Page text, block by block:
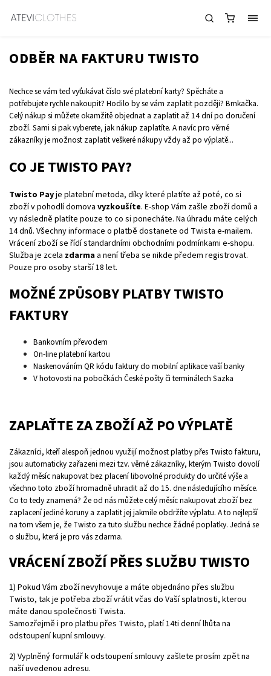
Twisto
ODBĚR NA FAKTURU TWISTO
Nechce se vám teď vyťukávat číslo své platební karty? Spěcháte a
potřebujete rychle nakoupit? Hodilo by se vám zaplatit později? Brnkačka.
Celý nákup si můžete okamžitě objednat a zaplatit až 14 dní po doručení
zboží. Sami si pak vyberete, jak nákup zaplatíte. A navíc pro věrné
zákazníky je možnost zaplatit veškeré nákupy vždy až po výplatě...
CO JE TWISTO PAY?
Twisto Payje platební metoda, díky které platíte až poté, co si
zboží v pohodlí domova vyzkoušíte. E-shop Vám zašle zboží domů a
vy následně platíte pouze to co si ponecháte. Na úhradu máte celých
14 dnů. Všechny informace o platbě dostanete od Twista e-mailem.
Vrácení zboží se řídí standardními obchodními podmínkami e-shopu.
Služba je zcela zdarma a není třeba se nikde předem registrovat.
Pouze pro osoby starší 18 let.
MOŽNÉ ZPŮSOBY PLATBY TWISTO
FAKTURY
Bankovním převodem
On-line platební kartou
Naskenováním QR kódu faktury do mobilní aplikace vaší banky
V hotovosti na pobočkách České pošty či terminálech Sazka
ZAPLAŤTE ZA ZBOŽÍ AŽ PO VÝPLATĚ
Zákazníci, kteří alespoň jednou využijí možnost platby přes Twisto fakturu,
jsou automaticky zařazeni mezi tzv. věrné zákazníky, kterým Twisto dovolí
každý měsíc nakupovat bez placení libovolné produkty do určité výše a
všechno toto zboží hromadně uhradit až do 15. dne následujícího měsíce.
Co to tedy znamená? Že od nás můžete celý měsíc nakupovat zboží bez
zaplacení jediné koruny a zaplatit jej jakmile obdržíte výplatu. A to nejlepší
na tom všem je, že Twisto za tuto službu nechce žádné poplatky. Jedná se
o službu, která je pro vás zdarma.
VRÁCENÍ ZBOŽÍ PŘES SLUŽBU TWISTO
1) Pokud Vám zboží nevyhovuje a máte objednáno přes službu
Twisto, tak je potřeba zboží vrátit včas do Vaší splatnosti, kterou
máte danou společnosti Twista.
Samozřejmě i pro platbu přes Twisto, platí 14ti denní lhůta na
odstoupení kupní smlouvy.
2) Vyplněný formulář k odstoupení smlouvy zašlete prosím zpět na
naší uvedenou adresu.